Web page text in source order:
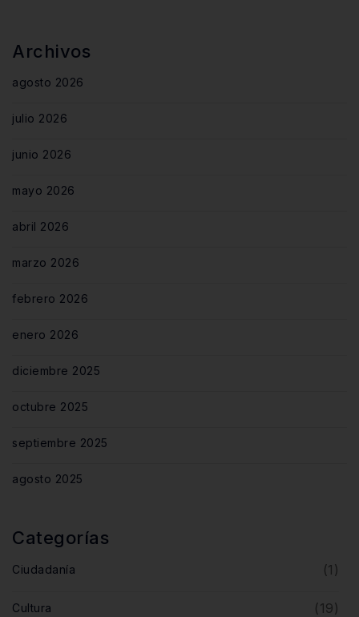
Archivos
agosto 2026
julio 2026
junio 2026
mayo 2026
abril 2026
marzo 2026
febrero 2026
enero 2026
diciembre 2025
octubre 2025
septiembre 2025
agosto 2025
Categorías
Ciudadanía (1)
Cultura (19)